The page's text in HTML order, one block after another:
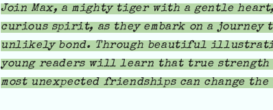
Join Max, a mighty tiger with a gentle
curious spirit, as they embark on a journey
unlikely bond. Through beautiful
young readers will learn that true strength
most unexpected friendships can change